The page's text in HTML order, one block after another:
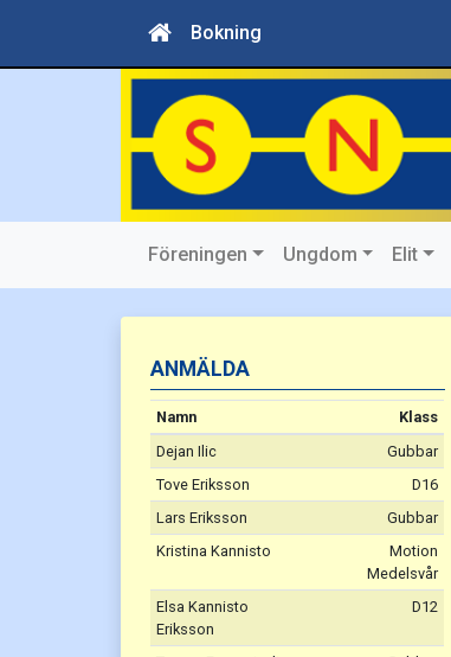
Bokning
Föreningen Ungdom Elit
Tävlingar feb 2026
ANMÄLDA
Namn
Klass
Dejan Ilic
Gubbar
Tove Eriksson
D16
Lars Eriksson
Gubbar
Kristina Kannisto
Motion
Medelsvår
Elsa Kannisto
Eriksson
D12